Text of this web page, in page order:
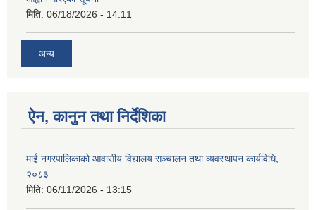
मिति: 06/18/2026 - 14:11
अन्य
ऐन, कानुन तथा निर्देशिका
माई नगरपालिकाको आवासीय विद्यालय सञ्चालन तथा व्यवस्थापन कार्यविधि,
२०८३
मिति: 06/11/2026 - 13:15